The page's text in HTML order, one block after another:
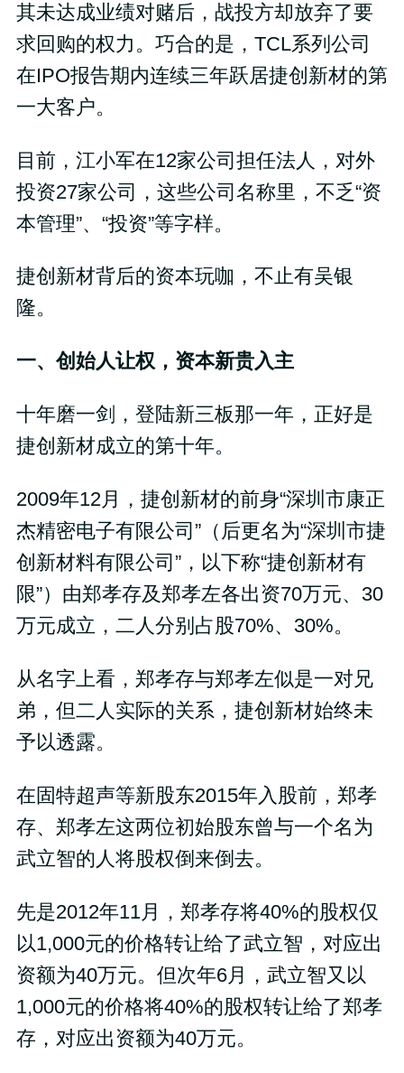
其未达成业绩对赌后，战投方却放弃了要
求回购的权力。巧合的是，TCL系列公司
在IPO报告期内连续三年跃居捷创新材的第
一大客户。
目前，江小军在12家公司担任法人，对外
投资27家公司，这些公司名称里，不乏“资
本管理”、“投资”等字样。
捷创新材背后的资本玩咖，不止有吴银
隆。
一、创始人让权，资本新贵入主
十年磨一剑，登陆新三板那一年，正好是
捷创新材成立的第十年。
2009年12月，捷创新材的前身“深圳市康正
杰精密电子有限公司”（后更名为“深圳市捷
创新材料有限公司”，以下称“捷创新材有
限”）由郑孝存及郑孝左各出资70万元、30
万元成立，二人分别占股70%、30%。
从名字上看，郑孝存与郑孝左似是一对兄
弟，但二人实际的关系，捷创新材始终未
予以透露。
在固特超声等新股东2015年入股前，郑孝
存、郑孝左这两位初始股东曾与一个名为
武立智的人将股权倒来倒去。
先是2012年11月，郑孝存将40%的股权仅
以1,000元的价格转让给了武立智，对应出
资额为40万元。但次年6月，武立智又以
1,000元的价格将40%的股权转让给了郑孝
存，对应出资额为40万元。